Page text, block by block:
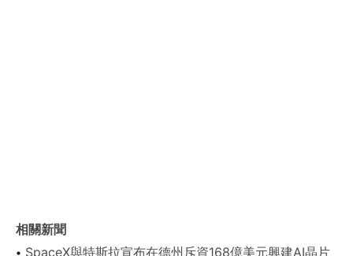
相關新聞
SpaceX與特斯拉宣布在德州斥資168億美元興建AI晶片